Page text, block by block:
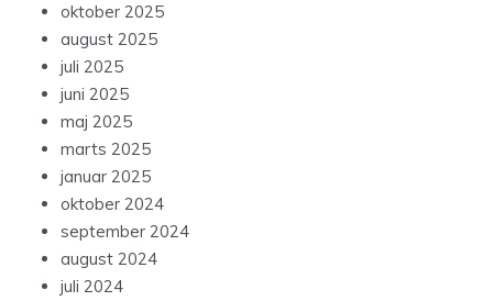
oktober 2025
august 2025
juli 2025
juni 2025
maj 2025
marts 2025
januar 2025
oktober 2024
september 2024
august 2024
juli 2024